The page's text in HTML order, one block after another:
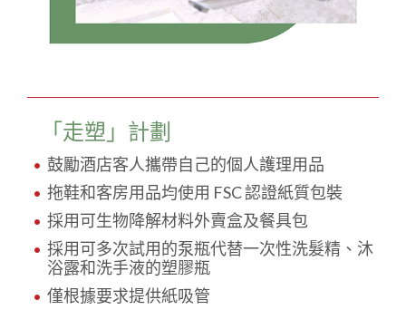
「走塑」計劃
鼓勵酒店客人攜帶自己的個人護理用品
拖鞋和客房用品均使用 FSC 認證紙質包裝
採用可生物降解材料外賣盒及餐具包
採用可多次試用的泵瓶代替一次性洗髮精、沐
浴露和洗手液的塑膠瓶
僅根據要求提供紙吸管